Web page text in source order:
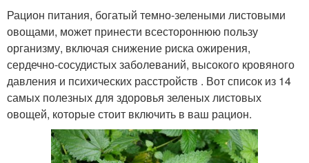
Рацион питания, богатый темно-зелеными листовыми
овощами, может принести всестороннюю пользу
организму, включая снижение риска ожирения,
сердечно-сосудистых заболеваний, высокого кровяного
давления и психических расстройств . Вот список из 14
самых полезных для здоровья зеленых листовых
овощей, которые стоит включить в ваш рацион.